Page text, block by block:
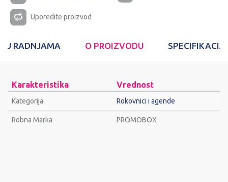
Uporedite proizvod
U RADNJAMA O PROIZVODU
Karakteristika Vrednost
Kategorija Rokovnici i agende
Robna Marka PROMOBOX